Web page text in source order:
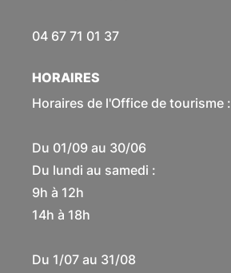
04 67 71 01 37
HORAIRES
Horaires de l'Office de tourisme :
Du 01/09 au 30/06
Du lundi au samedi :
9h à 12h
14h à 18h
Du 1/07 au 31/08